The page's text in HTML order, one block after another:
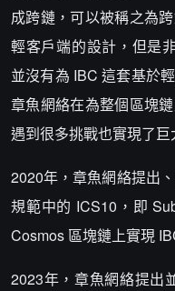
成跨鏈，可以被稱之為
輕客戶端的設計，但是
並沒有為 IBC 這套基於
章魚網絡在為整個區塊
遇到很多挑戰也實現了巨
2020年，章魚網絡提出
規範中的 ICS10，即
Cosmos 區塊鏈上實現
2023年，章魚網絡提出